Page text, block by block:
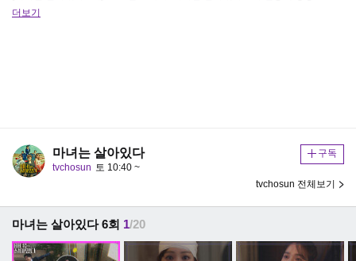
더보기
마녀는 살아있다
tvchosun 토 10:40 ~
구독
tvchosun 전체보기
마녀는 살아있다 6회 1/20